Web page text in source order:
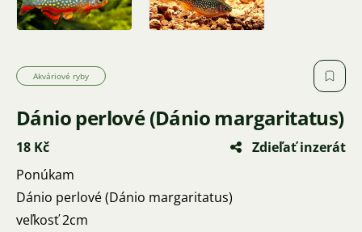
Akváriové ryby
Dánio perlové (Dánio margaritatus)
18 Kč
Zdieľať inzerát
Ponúkam
Dánio perlové (Dánio margaritatus)
veľkosť 2cm